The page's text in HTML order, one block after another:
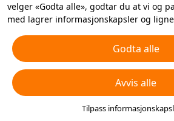
velger «Godta alle», godtar du at vi og
med lagrer informasjonskapsler og
informasjonskapsler som ikke er helt
hvilke typer informasjonskapsler du
deaktivere ved å klikke på «Tilpass
nedenfor eller når som helst under dine
personverninnstillinger. For mer
informasjonskapsler
Godta alle
Avvis alle
Tilpass